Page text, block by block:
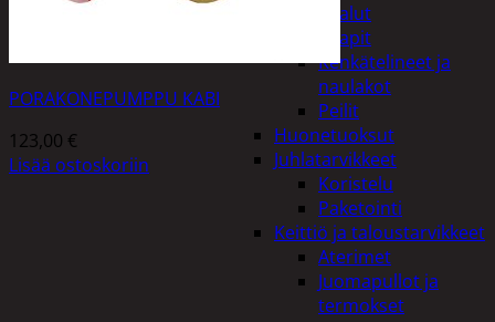
Huonekalut
Kaapit
Kenkätelineet ja
naulakot
Peilit
Huonetuoksut
Juhlatarvikkeet
Koristelu
Paketointi
Keittiö ja taloustarvikkeet
Aterimet
Juomapullot ja
termokset
PORAKONEPUMPPU KABI
123,00 €
Lisää ostoskoriin